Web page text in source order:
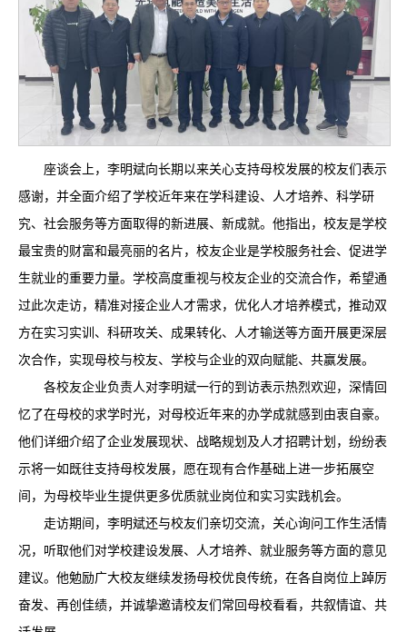
座谈会上，李明斌向长期以来关心支持母校发展的校友们表示
感谢，并全面介绍了学校近年来在学科建设、人才培养、科学研
究、社会服务等方面取得的新进展、新成就。他指出，校友是学校
最宝贵的财富和最亮丽的名片，校友企业是学校服务社会、促进学
生就业的重要力量。学校高度重视与校友企业的交流合作，希望通
过此次走访，精准对接企业人才需求，优化人才培养模式，推动双
方在实习实训、科研攻关、成果转化、人才输送等方面开展更深层
次合作，实现母校与校友、学校与企业的双向赋能、共赢发展。
各校友企业负责人对李明斌一行的到访表示热烈欢迎，深情回
忆了在母校的求学时光，对母校近年来的办学成就感到由衷自豪。
他们详细介绍了企业发展现状、战略规划及人才招聘计划，纷纷表
示将一如既往支持母校发展，愿在现有合作基础上进一步拓展空
间，为母校毕业生提供更多优质就业岗位和实习实践机会。
走访期间，李明斌还与校友们亲切交流，关心询问工作生活情
况，听取他们对学校建设发展、人才培养、就业服务等方面的意见
建议。他勉励广大校友继续发扬母校优良传统，在各自岗位上踔厉
奋发、再创佳绩，并诚挚邀请校友们常回母校看看，共叙情谊、共